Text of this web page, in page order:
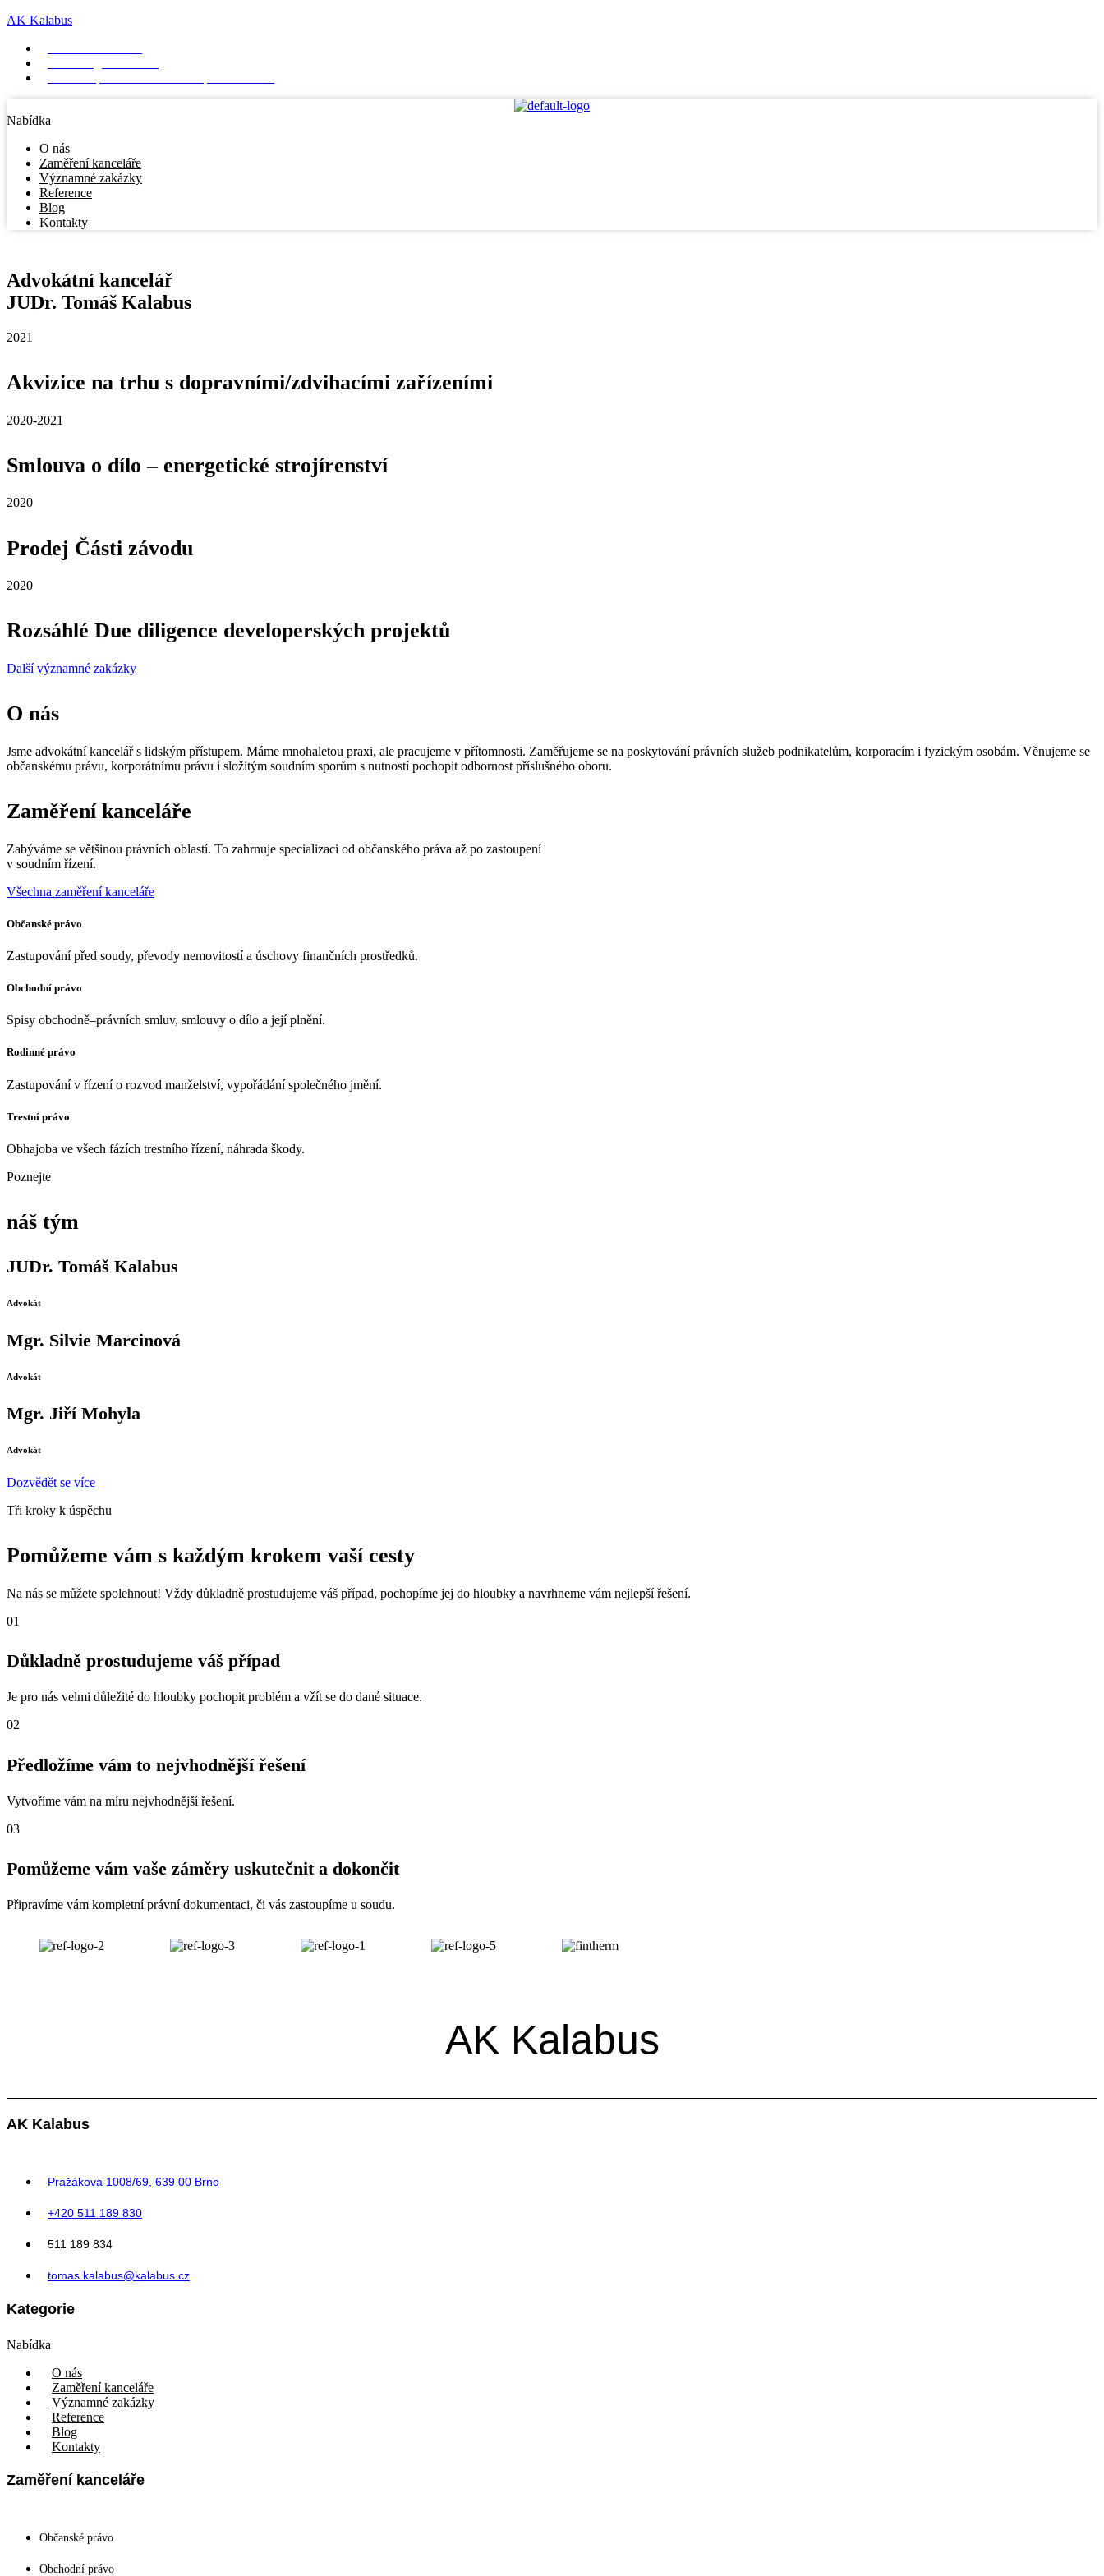
AK Kalabus
Nabídka
O nás
Zaměření kanceláře
Významné zakázky
Reference
Blog
Kontakty
Advokátní kancelář
JUDr. Tomáš Kalabus
2021
Akvizice na trhu s dopravními/zdvihacími zařízeními
2020-2021
Smlouva o dílo – energetické strojírenství
2020
Prodej Části závodu
2020
Rozsáhlé Due diligence developerských projektů
Další významné zakázky
O nás
Jsme advokátní kancelář s lidským přístupem. Máme mnohaletou praxi, ale pracujeme v přítomnosti. Zaměřujeme se na poskytování právních služeb podnikatelům, korporacím i fyzickým osobám. Věnujeme se
občanskému právu, korporátnímu právu i složitým soudním sporům s nutností pochopit odbornost příslušného oboru.
Zaměření kanceláře
Zabýváme se většinou právních oblastí. To zahrnuje specializaci od občanského práva až po zastoupení
v soudním řízení.
Všechna zaměření kanceláře
Občanské právo
Zastupování před soudy, převody nemovitostí a úschovy finančních prostředků.
Obchodní právo
Spisy obchodně–právních smluv, smlouvy o dílo a její plnění.
Rodinné právo
Zastupování v řízení o rozvod manželství, vypořádání společného jmění.
Trestní právo
Obhajoba ve všech fázích trestního řízení, náhrada škody.
Poznejte
náš tým
JUDr. Tomáš Kalabus
Advokát
Mgr. Silvie Marcinová
Advokát
Mgr. Jiří Mohyla
Advokát
Dozvědět se více
Tři kroky k úspěchu
Pomůžeme vám s každým krokem vaší cesty
Na nás se můžete spolehnout! Vždy důkladně prostudujeme váš případ, pochopíme jej do hloubky a navrhneme vám nejlepší řešení.
01
Důkladně prostudujeme váš případ
Je pro nás velmi důležité do hloubky pochopit problém a vžít se do dané situace.
02
Předložíme vám to nejvhodnější řešení
Vytvoříme vám na míru nejvhodnější řešení.
03
Pomůžeme vám vaše záměry uskutečnit a dokončit
Připravíme vám kompletní právní dokumentaci, či vás zastoupíme u soudu.
AK Kalabus
AK Kalabus
Pražákova 1008/69, 639 00 Brno
+420 511 189 830
511 189 834
tomas.kalabus@kalabus.cz
Kategorie
Nabídka
O nás
Zaměření kanceláře
Významné zakázky
Reference
Blog
Kontakty
Zaměření kanceláře
Občanské právo
Obchodní právo